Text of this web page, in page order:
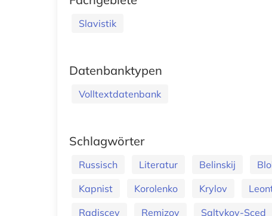
Slavistik
Datenbanktypen
Volltextdatenbank
Schlagwörter
Russisch Literatur Belinskij
Kapnist
Korolenko Krylov
Radiscev
Remizov Saltykov-Sced